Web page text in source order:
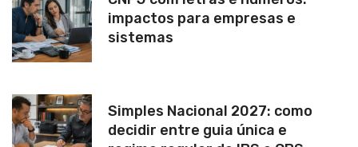
impactos para empresas e
sistemas
Simples Nacional 2027: como
decidir entre guia única e